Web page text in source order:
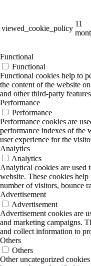
viewed_cookie_policy
11
Functional
Functional
Functional cookies help to
the content of the website
and other third-party
Performance
Performance
Performance cookies are
performance indexes of the
user experience for the
Analytics
Analytics
Analytical cookies are used
website. These cookies
number of visitors, bounce
Advertisement
Advertisement
Advertisement cookies are
and marketing campaigns.
and collect information to
Others
Others
Other uncategorized